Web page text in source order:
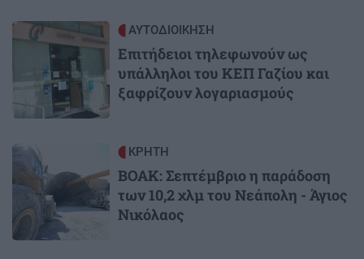
Image ΑΥΤΟΔΙΟΙΚΗΣΗ
Επιτήδειοι τηλεφωνούν ως
υπάλληλοι του ΚΕΠ Γαζίου και
ξαφρίζουν λογαριασμούς
Image ΚΡΗΤΗ
ΒΟΑΚ: Σεπτέμβριο η παράδοση
των 10,2 χλμ του Νεάπολη - Άγιος
Νικόλαος